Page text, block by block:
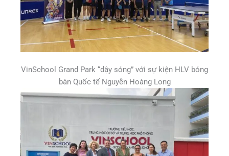
VinSchool Grand Park “dậy sóng” với sự kiện HLV bóng
bàn Quốc tế Nguyễn Hoàng Long